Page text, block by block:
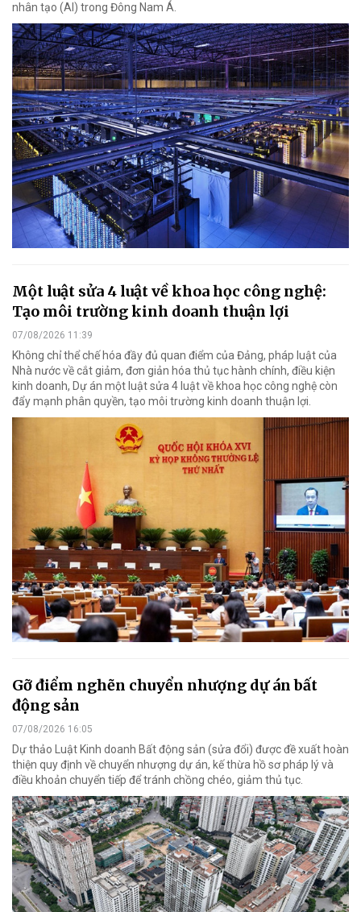
nhân tạo (AI) trong Đông Nam Á.
Một luật sửa 4 luật về khoa học công nghệ:
Tạo môi trường kinh doanh thuận lợi
07/08/2026 11:39
Không chỉ thể chế hóa đầy đủ quan điểm của Đảng, pháp luật của
Nhà nước về cắt giảm, đơn giản hóa thủ tục hành chính, điều kiện
kinh doanh, Dự án một luật sửa 4 luật về khoa học công nghệ còn
đẩy mạnh phân quyền, tạo môi trường kinh doanh thuận lợi.
Gỡ điểm nghẽn chuyển nhượng dự án bất
động sản
07/08/2026 16:05
Dự thảo Luật Kinh doanh Bất động sản (sửa đổi) được đề xuất hoàn
thiện quy định về chuyển nhượng dự án, kế thừa hồ sơ pháp lý và
điều khoản chuyển tiếp để tránh chồng chéo, giảm thủ tục.